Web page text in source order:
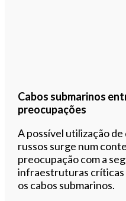
Cabos submarinos
preocupações
A possível utilização
russos surge num
preocupação com a
infraestruturas críticas
os cabos submarinos.